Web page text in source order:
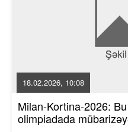
18.02.2026, 10:08
Milan-Kortina-2026:
olimpiadada